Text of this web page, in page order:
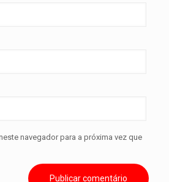
navegador para a próxima vez que